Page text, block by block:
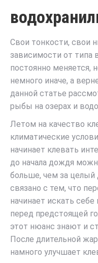
Свои тонкости, свои
зависимости от типа
постоянно меняется,
немного иначе, а
данной статье
рыбы на озерах и
Летом на качество
климатические
начинает клевать
до начала дождя
больше, чем за целый
связано с тем, что
начинает искать
перед предстоящей
этот нюанс знают и
После длительной
намного улучшает